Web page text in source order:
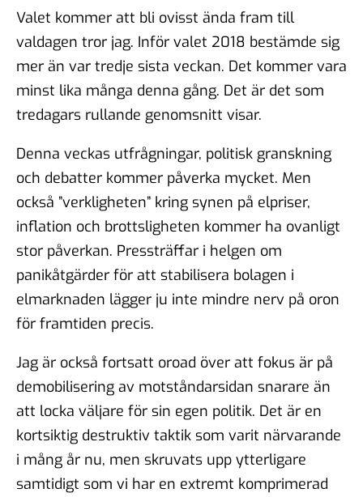
Valet kommer att bli ovisst ända fram till
valdagen tror jag. Inför valet 2018 bestämde sig
mer än var tredje sista veckan. Det kommer vara
minst lika många denna gång. Det är det som
tredagars rullande genomsnitt visar.
Denna veckas utfrågningar, politisk granskning
och debatter kommer påverka mycket. Men
också ”verkligheten” kring synen på elpriser,
inflation och brottsligheten kommer ha ovanligt
stor påverkan. Pressträffar i helgen om
panikåtgärder för att stabilisera bolagen i
elmarknaden lägger ju inte mindre nerv på oron
för framtiden precis.
Jag är också fortsatt oroad över att fokus är på
demobilisering av motståndarsidan snarare än
att locka väljare för sin egen politik. Det är en
kortsiktig destruktiv taktik som varit närvarande
i mång år nu, men skruvats upp ytterligare
samtidigt som vi har en extremt komprimerad